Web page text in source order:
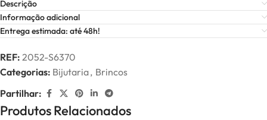
Descrição
Informação adicional
Entrega estimada: até 48h!
REF: 2052-S6370
Categorias: Bijutaria, Brincos
Partilhar:
Produtos Relacionados